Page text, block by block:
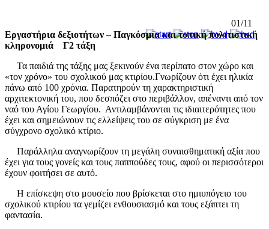
01/11
Εργαστήρια δεξιοτήτων – Παγκόσμια και τοπική πολιτιστική
κληρονομιά Γ2 τάξη
Τα παιδιά της τάξης μας ξεκινούν ένα περίπατο στον χώρο και
«τον χρόνο» του σχολικού μας κτιρίου.Γνωρίζουν ότι έχει ηλικία
πάνω από 100 χρόνια. Παρατηρούν τη χαρακτηριστική
αρχιτεκτονική του, που δεσπόζει στο περιβάλλον, απέναντι από τον
ναό του Αγίου Γεωργίου. Αντιλαμβάνονται τις ιδιαιτερότητες που
έχει και σημειώνουν τις ελλείψεις του σε σύγκριση με ένα
σύγχρονο σχολικό κτίριο.
Παράλληλα αναγνωρίζουν τη μεγάλη συναισθηματική αξία που
έχει για τους γονείς και τους παππούδες τους, αφού οι περισσότεροι
έχουν φοιτήσει σε αυτό.
Η επίσκεψη στο μουσείο που βρίσκεται στο ημιυπόγειο του
σχολικού κτιρίου τα γεμίζει ενθουσιασμό και τους εξάπτει τη
φαντασία.